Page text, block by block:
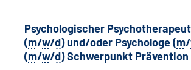
Psychologischer Psychotherapeut
(m/w/d) und/oder Psychologe (m/
(m/w/d) Schwerpunkt Prävention